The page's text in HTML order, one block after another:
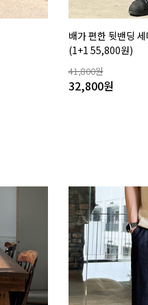
배가 편한 뒷밴딩
(1+1 55,800원)
41,800원
32,800원